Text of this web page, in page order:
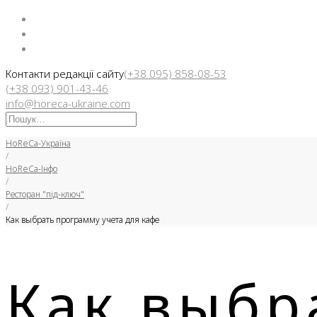
Контакти редакції сайту(+38 095) 858-08-53
(+38 093) 901-43-46
info@horeca-ukraine.com
Искать:
HoReCa-Україна
/
HoReCa-Інфо
/
Ресторан "під-ключ"
/
Как выбрать программу учета для кафе